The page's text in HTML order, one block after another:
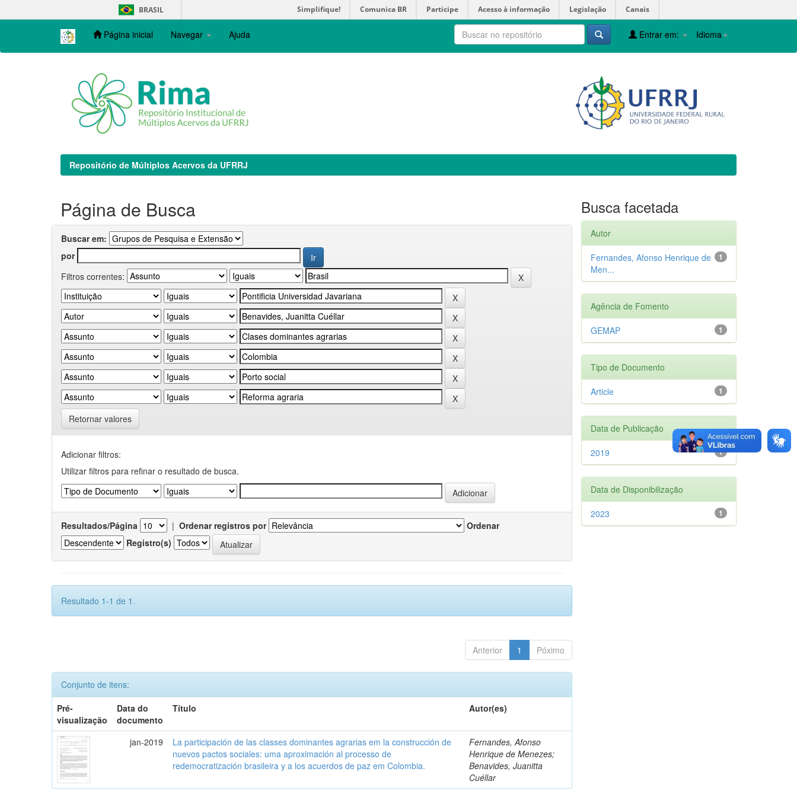
navigation
BRASIL Simplifique! Comunica BR Participe Acesso à informação Legislação Canais
Página inicial Navegar Ajuda Idioma
Entrar em:
Repositório de Múltiplos Acervos da UFRRJ
Página de Busca
Buscar em:
por
Filtros correntes:
Retornar valores
Adicionar filtros:
Utilizar filtros para refinar o resultado de busca.
Resultados/Página | Ordenar registros por
Ordenar
Registro(s)
Resultado 1-1 de 1.
Anterior 1 Póximo
Conjunto de itens:
Pré-
visualização
Data do
documento
Título Autor(es)
jan-2019
La participación de las classes dominantes agrarias em la construcción de
nuevos pactos sociales: uma aproximación al processo de
redemocratización brasileira y a los acuerdos de paz em Colombia.
Fernandes, Afonso
Henrique de Menezes;
Benavides, Juanitta
Cuéllar
Busca facetada
Autor
1
Fernandes, Afonso Henrique de
Men...
Agência de Fomento
1
GEMAP
Tipo de Documento
1
Article
Data de Publicação
1
2019
Data de Disponibilização
1
2023